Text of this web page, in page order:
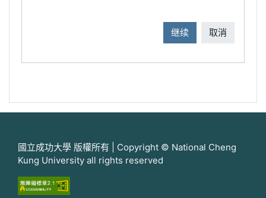
继续 取消
國立成功大學 版權所有 | Copyright © National Cheng
Kung University all rights reserved